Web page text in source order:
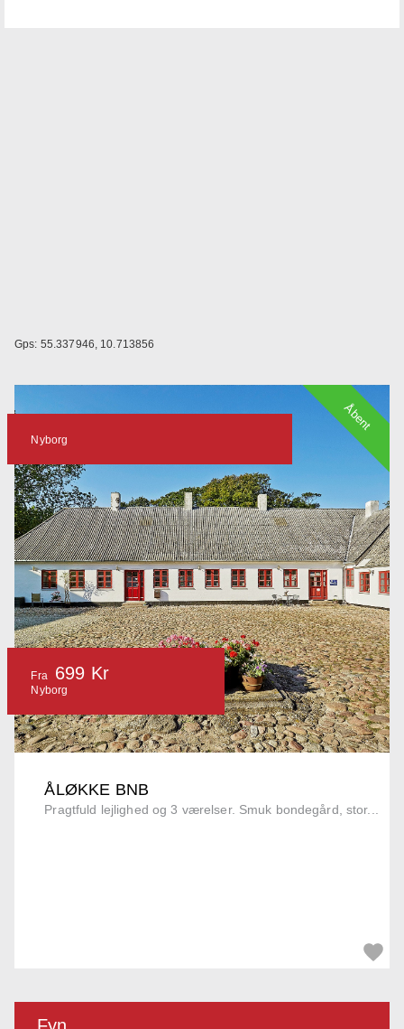
Gps: 55.337946, 10.713856
ÅLØKKE BNB
Pragtfuld lejlighed og 3 værelser. Smuk bondegård, stor...
Nyborg
Fra 699 Kr
Nyborg
Åbent